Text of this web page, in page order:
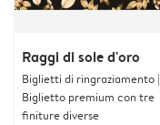
Raggi di sole d'oro
Biglietti di ringraziamento |
Biglietto premium con tre
finiture diverse